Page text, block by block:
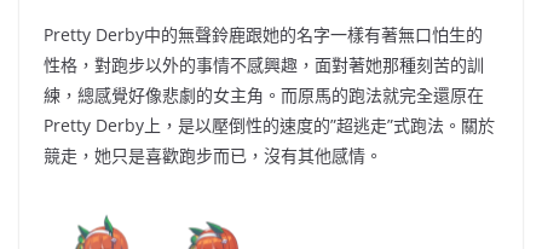
Pretty Derby中的無聲鈴鹿跟她的名字一樣有著無口怕生的
性格 ， 對跑步以外的事情不感興趣 ， 面對著她那種刻苦的訓
練 ， 總感覺好像悲劇的女主角 。 而原馬的跑法就完全還原在
Pretty Derby上 ， 是以壓倒性的速度的”超逃走”式跑法 。 關於
競走 ， 她只是喜歡跑步而已 ， 沒有其他感情 。